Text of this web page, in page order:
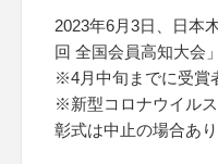
2023年6月3日、日本
回 全国会員高知大会
※4月中旬までに受賞
※新型コロナウイル
彰式は中止の場合あり